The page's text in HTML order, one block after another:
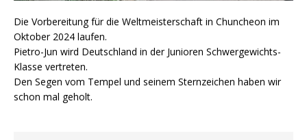
Die Vorbereitung für die Weltmeisterschaft in Chuncheon im
Oktober 2024 laufen.
Pietro-Jun wird Deutschland in der Junioren Schwergewichts-
Klasse vertreten.
Den Segen vom Tempel und seinem Sternzeichen haben wir
schon mal geholt.